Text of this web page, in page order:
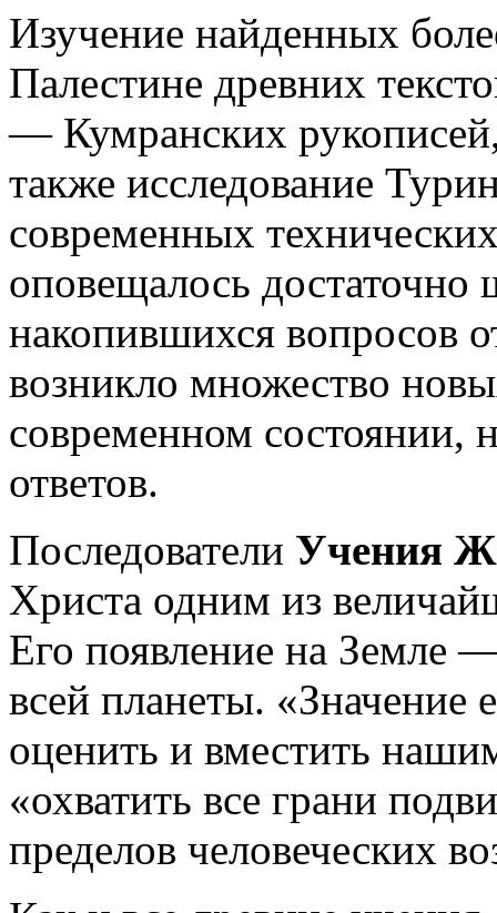
Изучение найденных
Палестине древних
— Кумранских
также исследование
современных
оповещалось достаточно
накопившихся вопросов
возникло множество
современном состоянии,
ответов.
Последователи Учения
Христа одним из
Его появление на Земле
всей планеты. «Значение
оценить и вместить
«охватить все грани
пределов человеческих